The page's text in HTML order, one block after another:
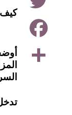
Share
Facebook